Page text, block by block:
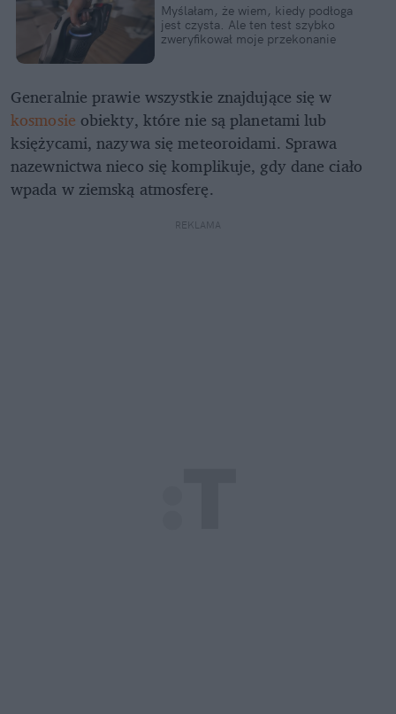
Myślałam, że wiem, kiedy podłoga
jest czysta. Ale ten test szybko
zweryfikował moje przekonanie
Generalnie prawie wszystkie znajdujące się w
kosmosie obiekty, które nie są planetami lub
księżycami, nazywa się meteoroidami. Sprawa
nazewnictwa nieco się komplikuje, gdy dane ciało
wpada w ziemską atmosferę.
REKLAMA